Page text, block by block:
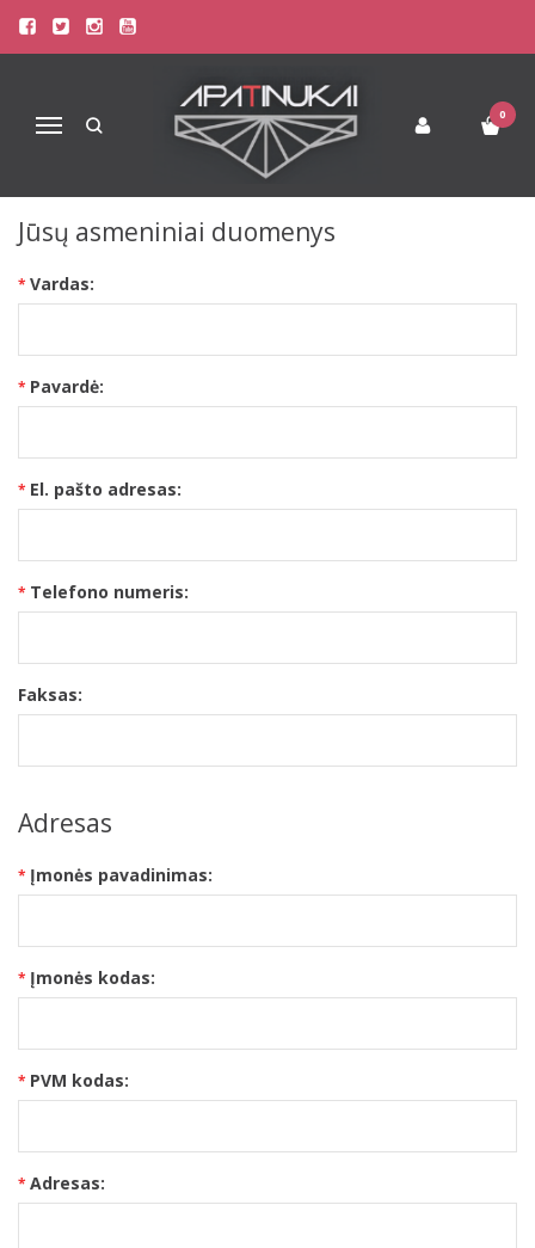
Navigacija
0
NAUJO KLIENTO REGISTRACIJA
Registruoti paskyrą
Jeigu turite kliento paskyrą mūsų el. parduotuvėje, prašome
Jūsų asmeniniai duomenys
Vardas:
Pavardė:
El. pašto adresas:
Telefono numeris:
Faksas:
Adresas
Įmonės pavadinimas:
Įmonės kodas:
PVM kodas:
Adresas: